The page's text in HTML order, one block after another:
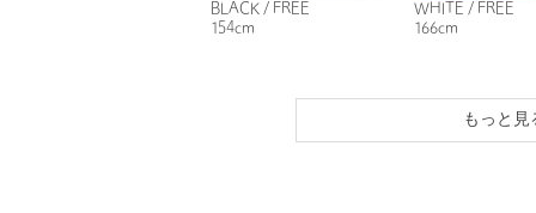
BLACK / FREE
154cm
WHITE / FREE
166cm
もっと見